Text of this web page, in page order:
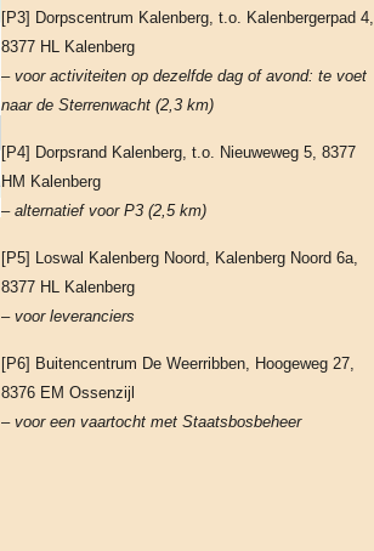
[P3] Dorpscentrum Kalenberg, t.o. Kalenbergerpad 4,
8377 HL Kalenberg
– voor activiteiten op dezelfde dag of avond: te voet
naar de Sterrenwacht (2,3 km)
[P4] Dorpsrand Kalenberg, t.o. Nieuweweg 5, 8377
HM Kalenberg
– alternatief voor P3 (2,5 km)
[P5] Loswal Kalenberg Noord, Kalenberg Noord 6a,
8377 HL Kalenberg
– voor leveranciers
[P6] Buitencentrum De Weerribben, Hoogeweg 27,
8376 EM Ossenzijl
– voor een vaartocht met Staatsbosbeheer